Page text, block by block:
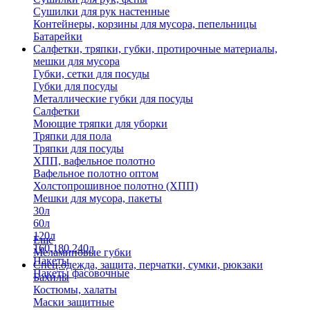
Сушилки для рук настенные
Контейнеры, корзины для мусора, пепельницы
Батарейки
Салфетки, тряпки, губки, протирочные материалы,
мешки для мусора
Губки, сетки для посуды
Губки для посуды
Металлические губки для посуды
Салфетки
Моющие тряпки для уборки
Тряпки для пола
Тряпки для посуды
ХПП, вафельное полотно
Вафельное полотно оптом
Холстопрошивное полотно (ХПП)
Мешки для мусора, пакеты
30л
60л
120л
160,180,240л
Пакеты
Пакеты фасовочные
Еще
Меламиновые губки
Спец.одежда, защита, перчатки, сумки, рюкзаки
Бахилы
Костюмы, халаты
Маски защитные